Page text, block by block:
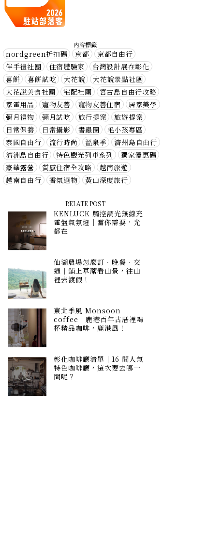
內容標籤
nordgreen折扣碼 京都
京都自由行
伴手禮社團
住宿體驗家
台灣設計展在彰化
喜餅
喜餅試吃 大花說
大花說景點社團
大花說美食社團
宅配社團
宮古島自由行攻略
家電用品
寵物友善 寵物友善住宿
居家美學
彌月禮物
彌月試吃 旅行提案
旅遊提案
日常保養
日常攝影 書蟲圈
毛小孩專區
泰國自由行
流行時尚 溫泉季
濟州島自由行
濟洲島自由行
特色觀光列車系列
獨家優惠碼
豪華露營
質感住宿全攻略
越南旅遊
越南自由行
香氛選物 黃山深度旅行
RELATE POST
KENLUCK 觸控調光無線充
電盤氣氛燈｜當你需要，光
都在
仙湖農場怎麼訂．晚餐．交
通｜鋪上草蓆看山景，往山
裡去渡假！
東北季風 Monsoon
coffee｜鹿港百年古厝裡喝
杯精品咖啡，鹿港風！
彰化咖啡廳清單｜16 間人氣
特色咖啡廳，這次要去哪一
間呢？